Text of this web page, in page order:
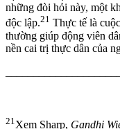
những đòi hỏi này, một
độc lập.21 Thực tế là
thường giúp động viên
nền cai trị thực dân của
21 Xem Sharp, Gandhi